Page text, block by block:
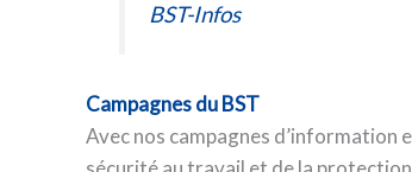
BST-Infos
Campagnes du BST
Avec nos campagnes